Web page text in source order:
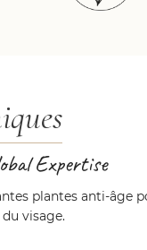
intégrer à sa routine
Expertise
plantes anti-âge
visage.